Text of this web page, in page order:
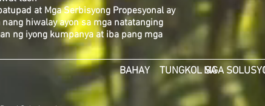
at Mga Serbisyong Propesyonal ay
hiwalay ayon sa mga natatanging
ng iyong kumpanya at iba pang mga
BAHAY
TUNGKOL SA
MGA